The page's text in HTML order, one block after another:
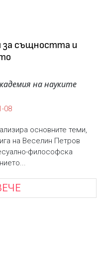
за същността и
на науките
08
основните теми,
на Веселин Петров
философска